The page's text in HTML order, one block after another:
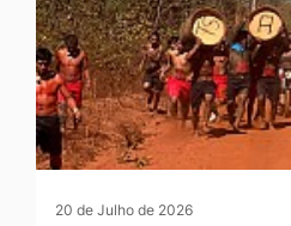
20 de Julho de 2026